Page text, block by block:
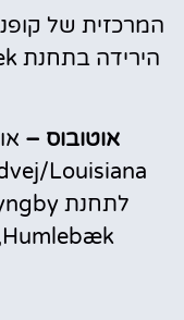
אוטובוס –
Humlebæk, ומ/אל תחנת Helsingør.